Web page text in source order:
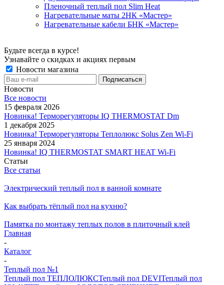
Пленочный теплый пол Slim Heat
Нагревательные маты 2НК «Мастер»
Нагревательные кабели БНК «Мастер»
Будьте всегда в курсе!
Узнавайте о скидках и акциях первым
Новости магазина
Новости
Все новости
15 февраля 2026
Новинка! Терморегуляторы IQ THERMOSTAT Dm
1 декабря 2025
Новинка! Терморегуляторы Теплолюкс Solus Zen Wi-Fi
25 января 2024
Новинка! IQ THERMOSTAT SMART HEAT Wi-Fi
Статьи
Все статьи
Электрический теплый пол в ванной комнате
Как выбрать тёплый пол на кухню?
Памятка по монтажу теплых полов в плиточный клей
Главная
-
Каталог
-
Теплый пол №1
Теплый пол ТЕПЛОЛЮКСТеплый пол DEVIТеплый пол